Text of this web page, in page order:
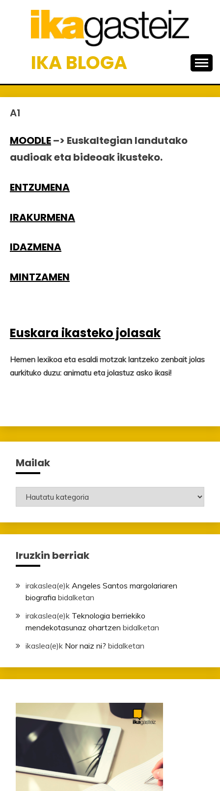
IKA BLOGA
A1
MOODLE–> Euskaltegian landutako
audioak eta bideoak ikusteko.
ENTZUMENA
IRAKURMENA
IDAZMENA
MINTZAMEN
Euskara ikasteko jolasak
Hemen lexikoa eta esaldi motzak lantzeko zenbait jolas
aurkituko duzu: animatu eta jolastuz asko ikasi!
Mailak
Mailak
Iruzkin berriak
irakaslea(e)k Angeles Santos margolariaren
biografia bidalketan
irakaslea(e)k Teknologia berriekiko
mendekotasunaz ohartzen bidalketan
ikaslea(e)k Nor naiz ni? bidalketan